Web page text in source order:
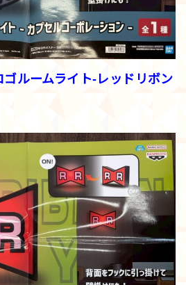
ゴルームライト-レッドリボン